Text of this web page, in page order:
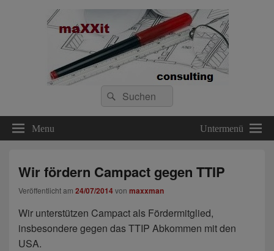
maXXit consulting
financial & real estate consulting since 1996
Search
for:
Suche
Menu Untermenü
Wir fördern Campact gegen TTIP
Veröffentlicht am 24/07/2014von maxxman
Wir unterstützen Campact als Fördermitglied,
insbesondere gegen das TTIP Abkommen mit den
USA.